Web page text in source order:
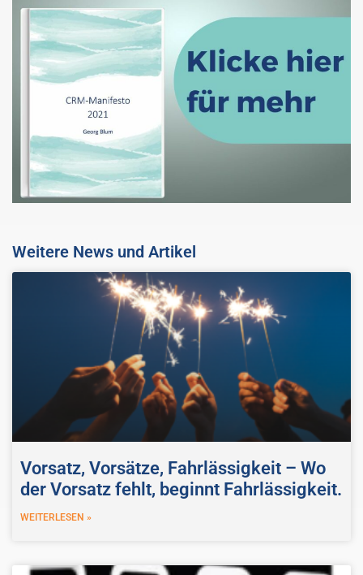
Weitere News und Artikel
Vorsatz, Vorsätze, Fahrlässigkeit – Wo
der Vorsatz fehlt, beginnt Fahrlässigkeit.
WEITERLESEN »